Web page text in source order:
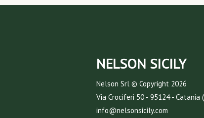
NELSON SICILY
Nelson Srl © Copyright 2026
Via Crociferi 50 - 95124 - Catania
info@nelsonsicily.com